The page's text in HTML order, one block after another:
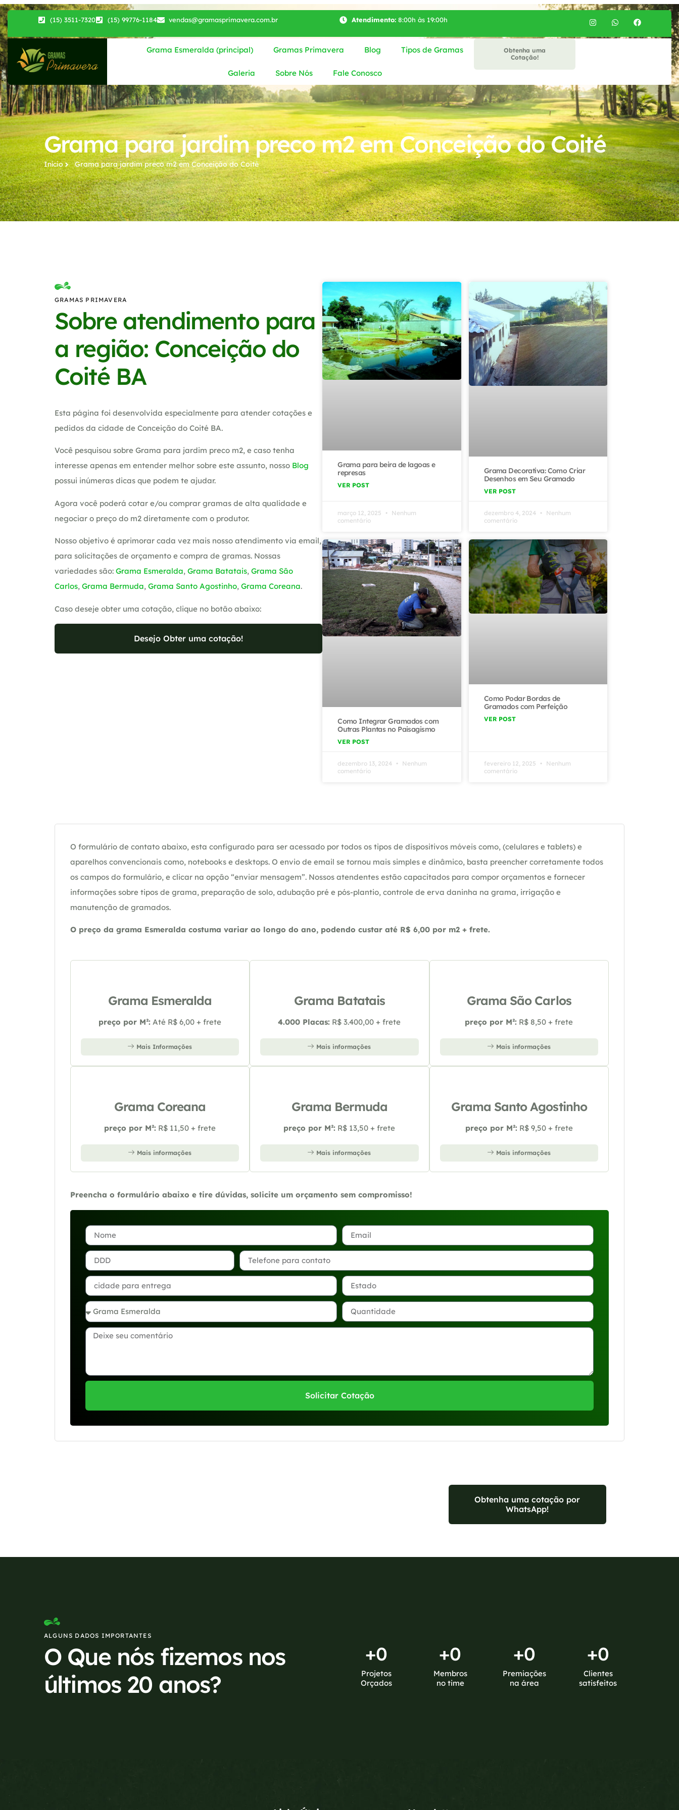
(15) 3511-7320 (15) 99776-1184 vendas@gramasprimavera.com.br Atendimento:8:00h às 19:00h
Grama Esmeralda (principal) Gramas Primavera Blog Tipos de Gramas
Galeria Sobre Nós Fale Conosco
Obtenha uma
Cotação!
Grama para jardim preco m2 em Conceição do Coité
Início Grama para jardim preco m2​ em Conceição do Coité
GRAMAS PRIMAVERA
Sobre atendimento para
a região: Conceição do
Coité BA
Esta página foi desenvolvida especialmente para atender cotações e
pedidos da cidade de Conceição do Coité BA.
Você pesquisou sobre Grama para jardim preco m2, e caso tenha
interesse apenas em entender melhor sobre este assunto, nosso Blog
possui inúmeras dicas que podem te ajudar.
Agora você poderá cotar e/ou comprar gramas de alta qualidade e
negociar o preço do m2 diretamente com o produtor.
Nosso objetivo é aprimorar cada vez mais nosso atendimento via email,
para solicitações de orçamento e compra de gramas. Nossas
variedades são: Grama Esmeralda, Grama Batatais, Grama São
Carlos, Grama Bermuda, Grama Santo Agostinho, Grama Coreana.
Caso deseje obter uma cotação, clique no botão abaixo:
Desejo Obter uma cotação!
Grama para beira de lagoas e
represas
VER POST
março 12, 2025
Nenhum
comentário
Grama Decorativa: Como Criar
Desenhos em Seu Gramado
VER POST
dezembro 4, 2024
Nenhum
comentário
Como Integrar Gramados com
Outras Plantas no Paisagismo
VER POST
dezembro 13, 2024
Nenhum
comentário
Como Podar Bordas de
Gramados com Perfeição
VER POST
fevereiro 12, 2025
Nenhum
comentário
O formulário de contato abaixo, esta configurado para ser acessado por todos os tipos de dispositivos móveis como, (celulares e tablets) e
aparelhos convencionais como, notebooks e desktops. O envio de email se tornou mais simples e dinâmico, basta preencher corretamente todos
os campos do formulário, e clicar na opção “enviar mensagem”. Nossos atendentes estão capacitados para compor orçamentos e fornecer
informações sobre tipos de grama, preparação de solo, adubação pré e pós-plantio, controle de erva daninha na grama, irrigação e
manutenção de gramados.
O preço da grama Esmeralda costuma variar ao longo do ano, podendo custar até R$ 6,00 por m2 + frete.
Grama Esmeralda
preço por M²: Até R$ 6,00 + frete
Mais Informações
Grama Batatais
4.000 Placas: R$ 3.400,00 + frete
Mais informações
Grama São Carlos
preço por M²: R$ 8,50 + frete
Mais informações
Grama Coreana
preço por M²: R$ 11,50 + frete
Mais informações
Grama Bermuda
preço por M²: R$ 13,50 + frete
Mais informações
Grama Santo Agostinho
preço por M²: R$ 9,50 + frete
Mais informações
Preencha o formulário abaixo e tire dúvidas, solicite um orçamento sem compromisso!
Solicitar Cotação
Obtenha uma cotação por
WhatsApp!
ALGUNS DADOS IMPORTANTES
O Que nós fizemos nos
últimos 20 anos?
+0
Projetos
Orçados
+0
Membros
no time
+0
Premiações
na área
+0
Clientes
satisfeitos